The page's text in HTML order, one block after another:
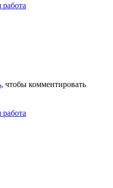
, чтобы комментировать